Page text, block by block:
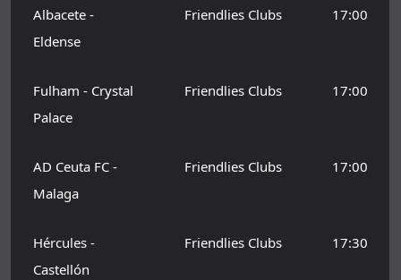
Albacete -
Eldense
Friendlies Clubs 17:00
Fulham - Crystal
Palace
Friendlies Clubs 17:00
AD Ceuta FC -
Malaga
Friendlies Clubs 17:00
Hércules -
Castellón
Friendlies Clubs 17:30